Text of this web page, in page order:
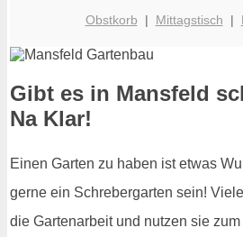
Obstkorb | Mittagstisch |
Gibt es in Mansfeld
Na Klar!
Einen Garten zu haben ist etwas
gerne ein Schrebergarten sein!
die Gartenarbeit und nutzen sie